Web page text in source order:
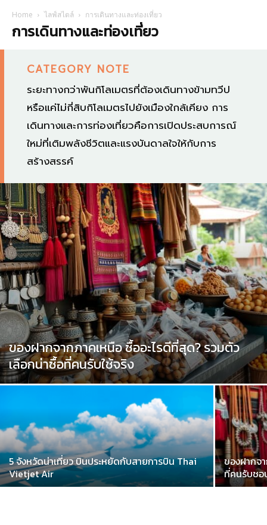
Home ไลฟ์สไตล์ การเดินทางและท่องเที่ยว
การเดินทางและท่องเที่ยว
CATEGORY NOTE
ระยะทางกว่าพันกิโลเมตรที่ต้องเดินทางข้ามทวีป
หรือแค่ไม่กี่สิบกิโลเมตรไปยังเมืองใกล้เคียง การ
เดินทางและการท่องเที่ยวคือการเปิดประสบการณ์
ใหม่ที่เติมพลังชีวิตและแรงบันดาลใจให้กับการ
สร้างสรรค์
ของฝากจากภาคเหนือ ซื้ออะไรดีที่สุด? รวมตัว
เลือกน่าซื้อที่คนรับใช้จริง
5 จังหวัดน่าเที่ยว บินประหยัดกับสายการบิน Thai
Vietjet Air
ของฝากจ
ที่คนรับช